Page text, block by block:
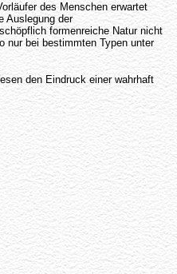
des Menschen erwartet
Auslegung der
formenreiche Natur nicht
nur bei bestimmten Typen unter
den Eindruck einer wahrhaft